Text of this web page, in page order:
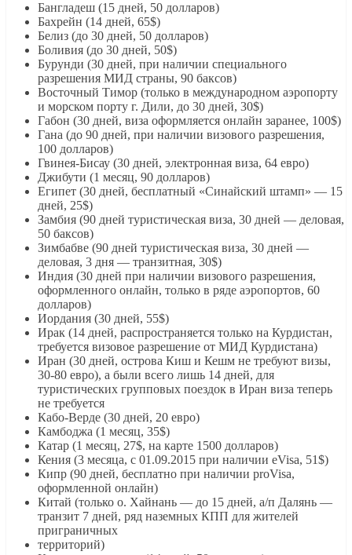
Бангладеш (15 дней, 50 долларов)
Бахрейн (14 дней, 65$)
Белиз (до 30 дней, 50 долларов)
Боливия (до 30 дней, 50$)
Бурунди (30 дней, при наличии специального
разрешения МИД страны, 90 баксов)
Восточный Тимор (только в международном аэропорту
и морском порту г. Дили, до 30 дней, 30$)
Габон (30 дней, виза оформляется онлайн заранее, 100$)
Гана (до 90 дней, при наличии визового разрешения,
100 долларов)
Гвинея-Бисау (30 дней, электронная виза, 64 евро)
Джибути (1 месяц, 90 долларов)
Египет (30 дней, бесплатный «Синайский штамп» — 15
дней, 25$)
Замбия (90 дней туристическая виза, 30 дней — деловая,
50 баксов)
Зимбабве (90 дней туристическая виза, 30 дней —
деловая, 3 дня — транзитная, 30$)
Индия (30 дней при наличии визового разрешения,
оформленного онлайн, только в ряде аэропортов, 60
долларов)
Иордания (30 дней, 55$)
Ирак (14 дней, распространяется только на Курдистан,
требуется визовое разрешение от МИД Курдистана)
Иран (30 дней, острова Киш и Кешм не требуют визы,
30-80 евро), а были всего лишь 14 дней, для
туристических групповых поездок в Иран виза теперь
не требуется
Кабо-Верде (30 дней, 20 евро)
Камбоджа (1 месяц, 35$)
Катар (1 месяц, 27$, на карте 1500 долларов)
Кения (3 месяца, с 01.09.2015 при наличии eVisa, 51$)
Кипр (90 дней, бесплатно при наличии proVisa,
оформленной онлайн)
Китай (только о. Хайнань — до 15 дней, а/п Далянь —
транзит 7 дней, ряд наземных КПП для жителей
приграничных
территорий)